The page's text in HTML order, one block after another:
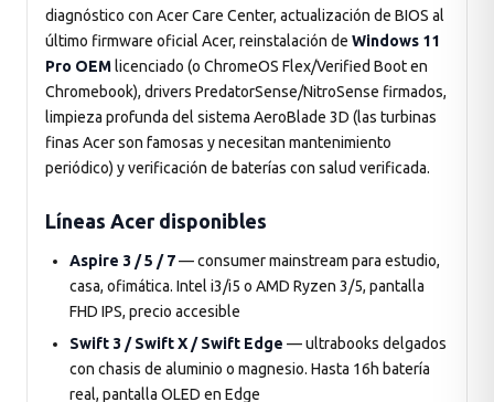
diagnóstico con Acer Care Center, actualización de BIOS al
último firmware oficial Acer, reinstalación de Windows 11
Pro OEM licenciado (o ChromeOS Flex/Verified Boot en
Chromebook), drivers PredatorSense/NitroSense firmados,
limpieza profunda del sistema AeroBlade 3D (las turbinas
finas Acer son famosas y necesitan mantenimiento
periódico) y verificación de baterías con salud verificada.
Líneas Acer disponibles
Aspire 3 / 5 / 7— consumer mainstream para estudio,
casa, ofimática. Intel i3/i5 o AMD Ryzen 3/5, pantalla
FHD IPS, precio accesible
Swift 3 / Swift X / Swift Edge — ultrabooks delgados
con chasis de aluminio o magnesio. Hasta 16h batería
real, pantalla OLED en Edge